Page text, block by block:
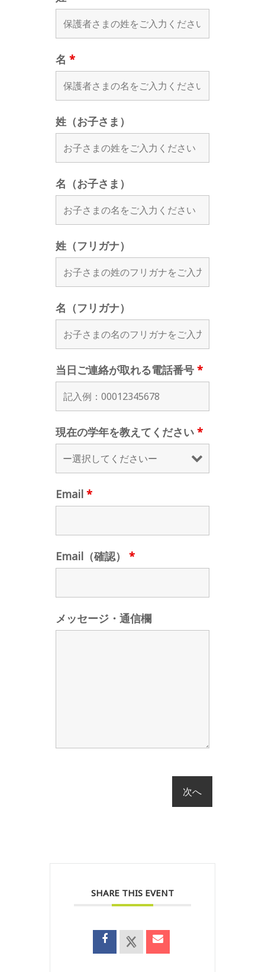
名 *
姓（お子さま）
名（お子さま）
姓（フリガナ）
名（フリガナ）
当日ご連絡が取れる電話番号 *
現在の学年を教えてください *
Email *
Email（確認） *
メッセージ・通信欄
SHARE THIS EVENT